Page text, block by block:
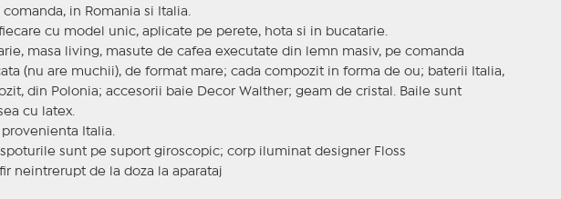
in Romania si Italia.
cu model unic, aplicate pe perete, hota si in bucatarie.
masa living, masute de cafea executate din lemn masiv, pe comanda
(nu are muchii), de format mare; cada compozit in forma de ou; baterii Italia,
din Polonia; accesorii baie Decor Walther; geam de cristal. Baile sunt
cu latex.
Italia.
sunt pe suport giroscopic; corp iluminat designer Floss
neintrerupt de la doza la aparataj